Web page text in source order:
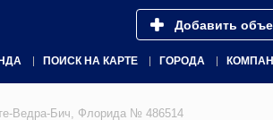
Добавить
ПОИСК НА КАРТЕ ГОРОДА
Ведра-Бич, Флорида № 486514